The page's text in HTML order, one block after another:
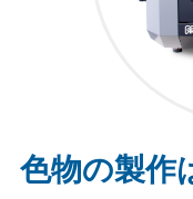
色物の製作